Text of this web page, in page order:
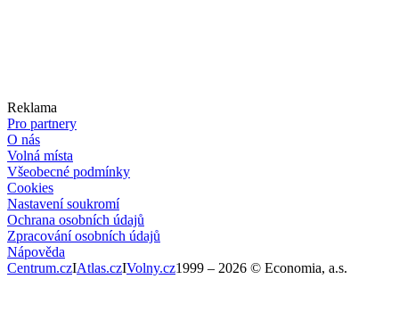
Reklama
Pro partnery
O nás
Volná místa
Všeobecné podmínky
Cookies
Nastavení soukromí
Ochrana osobních údajů
Zpracování osobních údajů
Nápověda
Centrum.czIAtlas.czIVolny.cz1999 – 2026 © Economia, a.s.